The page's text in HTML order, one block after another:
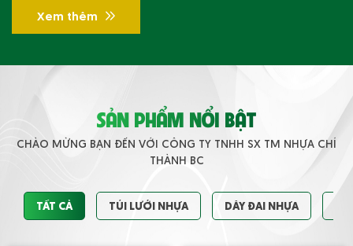
Xem thêm
SẢN PHẨM NỔI BẬT
CHÀO MỪNG BẠN ĐẾN VỚI CÔNG TY TNHH SX TM NHỰA CHÍ
THÀNH BC
TẤT CẢ TÚI LƯỚI NHỰA DÂY ĐAI NHỰA